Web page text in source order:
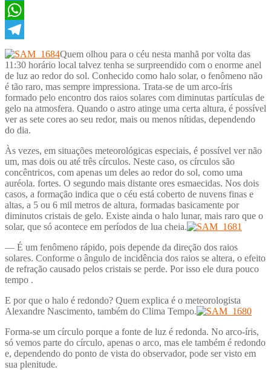
Twitter
WhatsApp
Telegram
Quem olhou para o céu nesta manhã por volta das
11:30 horário local talvez tenha se surpreendido com o enorme anel
de luz ao redor do sol. Conhecido como halo solar, o fenômeno não
é tão raro, mas sempre impressiona. Trata-se de um arco-íris
formado pelo encontro dos raios solares com diminutas partículas de
gelo na atmosfera. Quando o astro atinge uma certa altura, é possível
ver as sete cores ao seu redor, mais ou menos nítidas, dependendo
do dia.
Às vezes, em situações meteorológicas especiais, é possível ver não
um, mas dois ou até três círculos. Neste caso, os círculos são
concêntricos, com apenas um deles ao redor do sol, como uma
auréola. fortes. O segundo mais distante ores esmaecidas. Nos dois
casos, a formação indica que o céu está coberto de nuvens finas e
altas, a 5 ou 6 mil metros de altura, formadas basicamente por
diminutos cristais de gelo. Existe ainda o halo lunar, mais raro que o
solar, que só acontece em períodos de lua cheia.
— É um fenômeno rápido, pois depende da direção dos raios
solares. Conforme o ângulo de incidência dos raios se altera, o efeito
de refração causado pelos cristais se perde. Por isso ele dura pouco
tempo .
E por que o halo é redondo? Quem explica é o meteorologista
Alexandre Nascimento, também do Clima Tempo.
Forma-se um círculo porque a fonte de luz é redonda. No arco-íris,
só vemos parte do círculo, apenas o arco, mas ele também é redondo
e, dependendo do ponto de vista do observador, pode ser visto em
sua plenitude.